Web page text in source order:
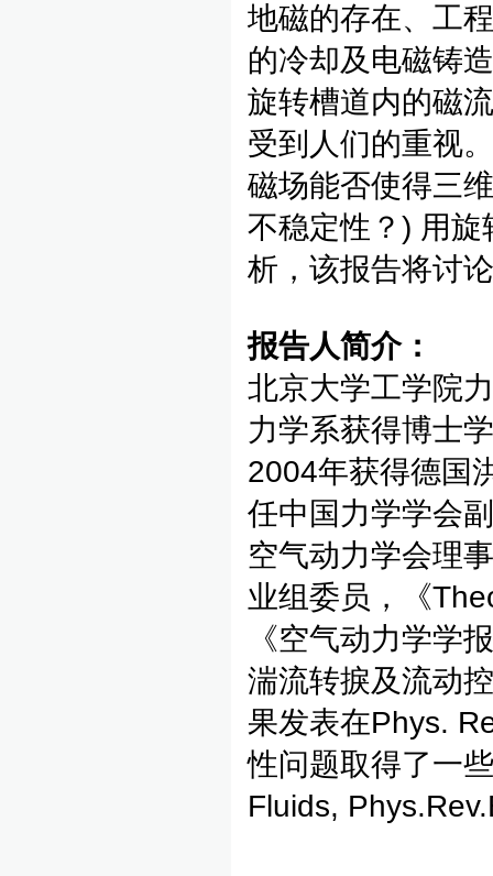
地磁的存在、工
的冷却及电磁铸
旋转槽道内的磁
受到人们的重视
磁场能否使得三
不稳定性？) 用
析，该报告将讨
报告人简介：
北京大学工学院
力学系获得博士
2004年获得德国
任中国力学学会
空气动力学会理
业组委员，《
《空气动力学学
湍流转捩及流动
果发表在Phys.
性问题取得了一
Fluids,